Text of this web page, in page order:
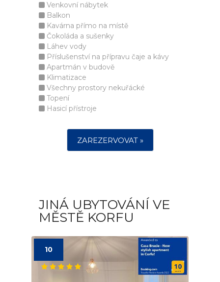
Venkovní nábytek
Balkon
Kavárna přímo na místě
Čokoláda a sušenky
Láhev vody
Příslušenství na přípravu čaje a kávy
Apartmán v budově
Klimatizace
Všechny prostory nekuřácké
Topení
Hasicí přístroje
ZAREZERVOVAT »
JINÁ UBYTOVÁNÍ VE
MĚSTĚ KORFU
10